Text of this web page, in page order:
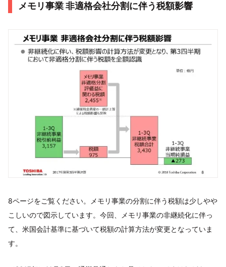
メモリ事業 非適格会社分割に伴う税額影響
8ページをご覧ください。メモリ事業の分割に伴う税額は少しやや
こしいので図示しています。今回、メモリ事業の非継続化に伴っ
て、米国会計基準に基づいて税額の計算方法が変更となっていま
す。